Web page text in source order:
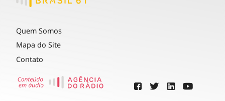
Quem Somos
Mapa do Site
Contato